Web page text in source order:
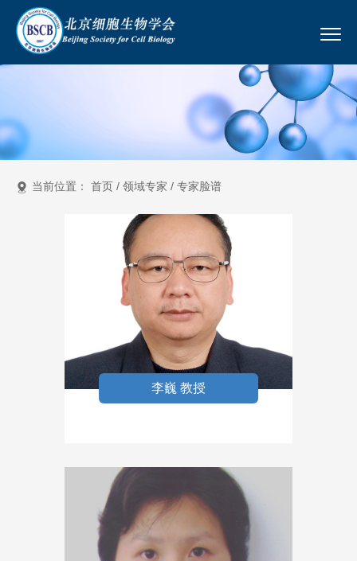
当前位置： 首页 / 领域专家 / 专家脸谱
李巍 教授